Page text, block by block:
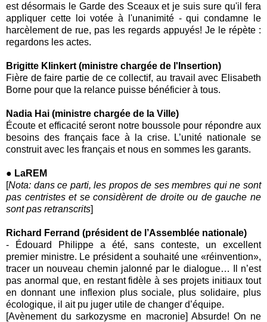
est désormais le Garde des Sceaux et je suis sure qu'il fera
appliquer cette loi votée à l'unanimité - qui condamne le
harcèlement de rue, pas les regards appuyés! Je le répète :
regardons les actes.
Brigitte Klinkert (ministre chargée de l'Insertion)
Fière de faire partie de ce collectif, au travail avec Elisabeth
Borne pour que la relance puisse bénéficier à tous.
Nadia Hai (ministre chargée de la Ville)
Écoute et efficacité seront notre boussole pour répondre aux
besoins des français face à la crise. L’unité nationale se
construit avec les français et nous en sommes les garants.
● LaREM
[Nota: dans ce parti, les propos de ses membres qui ne sont
pas centristes et se considèrent de droite ou de gauche ne
sont pas retranscrits]
Richard Ferrand (président de l’Assemblée nationale)
- Édouard Philippe a été, sans conteste, un excellent
premier ministre. Le président a souhaité une «réinvention»,
tracer un nouveau chemin jalonné par le dialogue… Il n’est
pas anormal que, en restant fidèle à ses projets initiaux tout
en donnant une inflexion plus sociale, plus solidaire, plus
écologique, il ait pu juger utile de changer d’équipe.
[Avènement du sarkozysme en macronie] Absurde! On ne